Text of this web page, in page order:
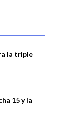
la triple
15 y la